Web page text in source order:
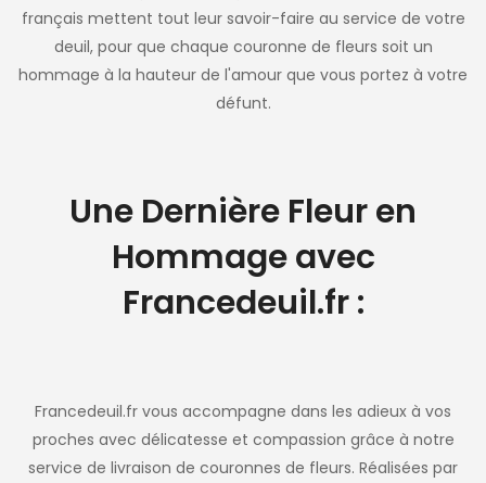
français mettent tout leur savoir-faire au service de votre
deuil, pour que chaque couronne de fleurs soit un
hommage à la hauteur de l'amour que vous portez à votre
défunt.
Une Dernière Fleur en
Hommage avec
Francedeuil.fr :
Francedeuil.fr vous accompagne dans les adieux à vos
proches avec délicatesse et compassion grâce à notre
service de livraison de couronnes de fleurs. Réalisées par